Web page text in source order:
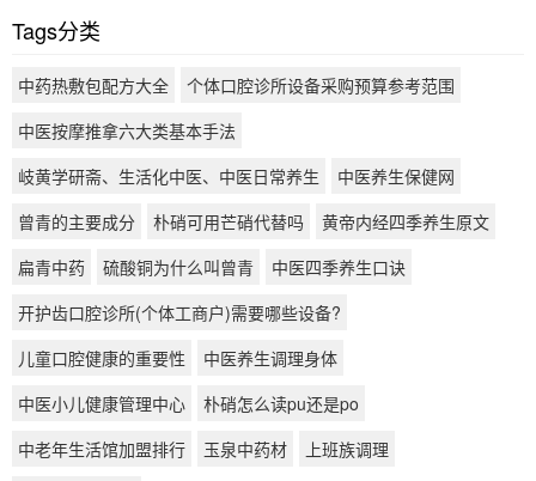
Tags分类
中药热敷包配方大全
个体口腔诊所设备采购预算参考范围
中医按摩推拿六大类基本手法
岐黄学研斋、生活化中医、中医日常养生
中医养生保健网
曾青的主要成分
朴硝可用芒硝代替吗
黄帝内经四季养生原文
扁青中药
硫酸铜为什么叫曾青
中医四季养生口诀
开护齿口腔诊所(个体工商户)需要哪些设备?
儿童口腔健康的重要性
中医养生调理身体
中医小儿健康管理中心
朴硝怎么读pu还是po
中老年生活馆加盟排行
玉泉中药材
上班族调理